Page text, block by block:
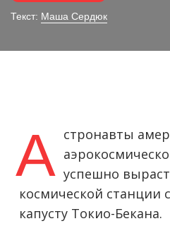
Текст: Маша Сердюк
А стронавты
успешно
космической станции
капусту Токио-Бекана.